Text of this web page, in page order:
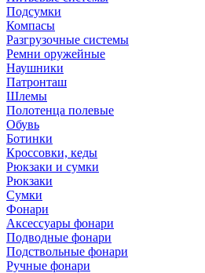
Подсумки
Компасы
Разгрузочные системы
Ремни оружейные
Наушники
Патронташ
Шлемы
Полотенца полевые
Обувь
Ботинки
Кроссовки, кеды
Рюкзаки и сумки
Рюкзаки
Сумки
Фонари
Аксессуары фонари
Подводные фонари
Подствольные фонари
Ручные фонари